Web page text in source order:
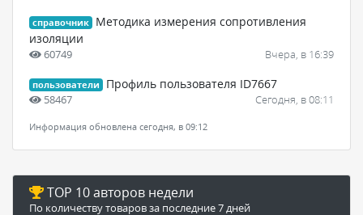
справочник
Методика измерения сопротивления
изоляции
60749 Вчера, в 16:39
пользователи Профиль пользователя ID7667
58467 Сегодня, в 08:11
Информация обновлена сегодня, в 09:12
TOP 10 авторов недели
По количеству товаров за последние 7 дней